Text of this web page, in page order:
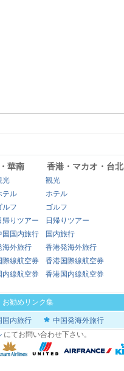
華南 香港・マカオ・台北
光
観光
テル
ホテル
ルフ
ゴルフ
帰りツアー
日帰りツアー
国国内旅行
国内旅行
海外旅行
香港発海外旅行
際線航空券
香港国際線航空券
内線航空券
香港国内線航空券
お勧めリンク集
国内旅行
中国発海外旅行
にてお問い合わせ下さい。